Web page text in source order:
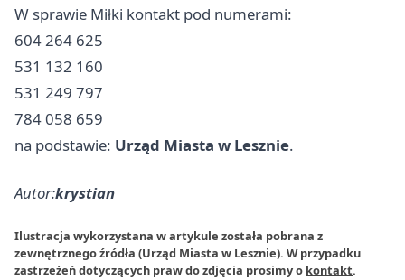
W sprawie Miłki kontakt pod numerami:
604 264 625
531 132 160
531 249 797
784 058 659
na podstawie: Urząd Miasta w Lesznie.
Autor:krystian
Ilustracja wykorzystana w artykule została pobrana z
zewnętrznego źródła (Urząd Miasta w Lesznie). W przypadku
zastrzeżeń dotyczących praw do zdjęcia prosimy o kontakt.